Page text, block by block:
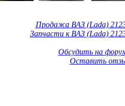
Продажа ВАЗ (Lada)
Запчасти к ВАЗ (Lada)
Обсудить на
Оставить